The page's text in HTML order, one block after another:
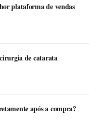
plataforma de vendas
de catarata
após a compra?